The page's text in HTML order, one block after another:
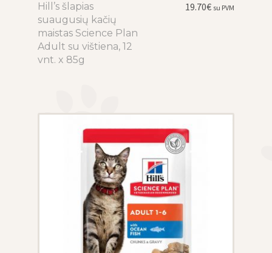
has
may
be
chosen
on
the
product
page
Hill’s šlapias
suaugusių kačių
maistas Science Plan
Adult su vištiena, 12
vnt. x 85g
19.70€ su PVM